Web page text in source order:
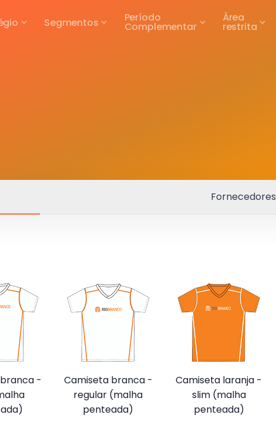
Segmentos Período
Complementar
Área
restrita
Fornecedores
-
Camiseta branca -
regular (malha
penteada)
Camiseta laranja -
slim (malha
penteada)